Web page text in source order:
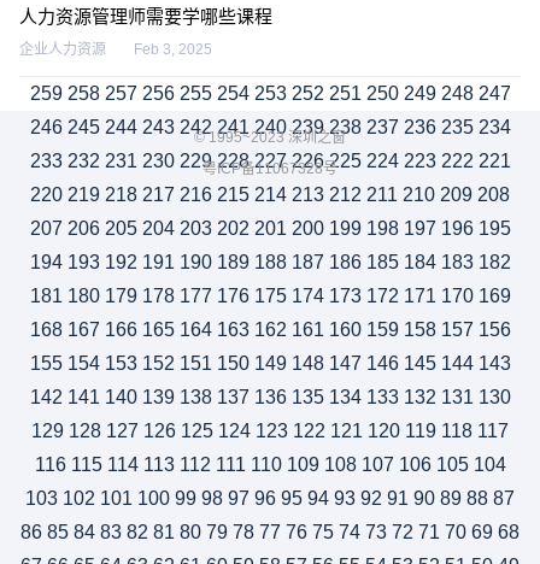
人力资源管理师需要学哪些课程
企业人力资源 Feb 3, 2025
259 258 257 256 255 254 253 252 251 250 249 248 247
246 245 244 243 242 241 240 239 238 237 236 235 234
233 232 231 230 229 228 227 226 225 224 223 222 221
220 219 218 217 216 215 214 213 212 211 210 209 208
207 206 205 204 203 202 201 200 199 198 197 196 195
194 193 192 191 190 189 188 187 186 185 184 183 182
181 180 179 178 177 176 175 174 173 172 171 170 169
168 167 166 165 164 163 162 161 160 159 158 157 156
155 154 153 152 151 150 149 148 147 146 145 144 143
142 141 140 139 138 137 136 135 134 133 132 131 130
129 128 127 126 125 124 123 122 121 120 119 118 117
116 115 114 113 112 111 110 109 108 107 106 105 104
103 102 101 100 99 98 97 96 95 94 93 92 91 90 89 88 87
86 85 84 83 82 81 80 79 78 77 76 75 74 73 72 71 70 69 68
© 1995~2023 深圳之窗
粤ICP备11067328号